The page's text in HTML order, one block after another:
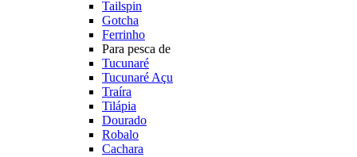
Tailspin
Gotcha
Ferrinho
Para pesca de
Tucunaré
Tucunaré Açu
Traíra
Tilápia
Dourado
Robalo
Cachara